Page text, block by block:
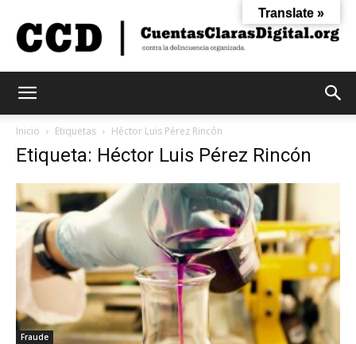
Digital
Inicio Etiquetas Héctor Luis Pérez Rincón
Etiqueta: Héctor Luis Pérez Rincón
Fraude
Translate »